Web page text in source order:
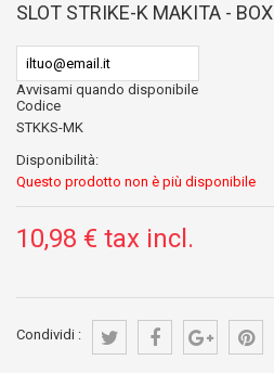
SLOT STRIKE-K MAKITA - BOX
Avvisami quando disponibile
Codice
STKKS-MK
Disponibilità:
Questo prodotto non è più disponibile
10,98 € tax incl.
Condividi :